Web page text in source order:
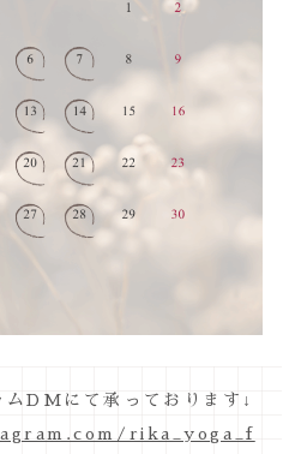
ムDMにて承っております↓
rika_yoga_f